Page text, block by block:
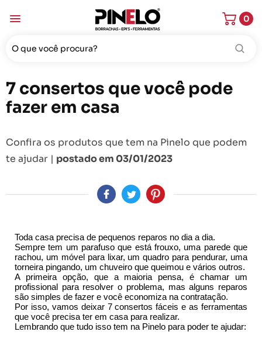
0
7 consertos que você pode
fazer em casa
Confira os produtos que tem na Pinelo que podem
te ajudar | postado em 03/01/2023
Toda casa precisa de pequenos reparos no dia a dia.
Sempre tem um parafuso que está frouxo, uma parede que
rachou, um móvel para lixar, um quadro para pendurar, uma
torneira pingando, um chuveiro que queimou e vários outros.
A primeira opção, que a maioria pensa, é chamar um
profissional para resolver o problema, mas alguns reparos
são simples de fazer e você economiza na contratação.
Por isso, vamos deixar 7 consertos fáceis e as ferramentas
que você precisa ter em casa para realizar.
Lembrando que tudo isso tem na Pinelo para poder te ajudar: